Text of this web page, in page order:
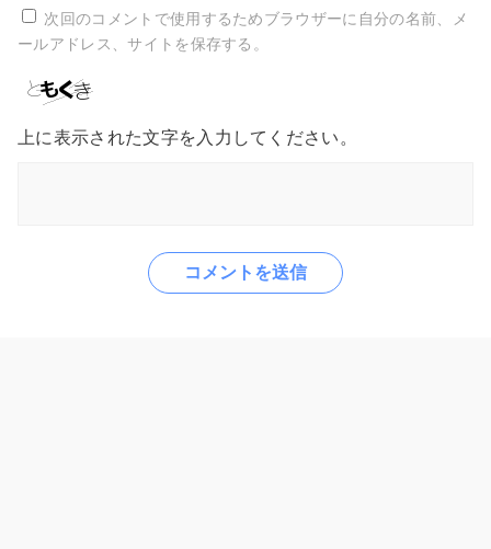
次回のコメントで使用するためブラウザーに自分の名前、メ
ールアドレス、サイトを保存する。
上に表示された文字を入力してください。